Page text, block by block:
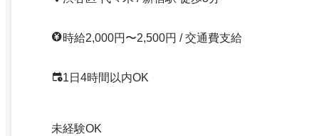
時給2,000円〜2,500円 / 交通費支給
1日4時間以内OK
未経験OK